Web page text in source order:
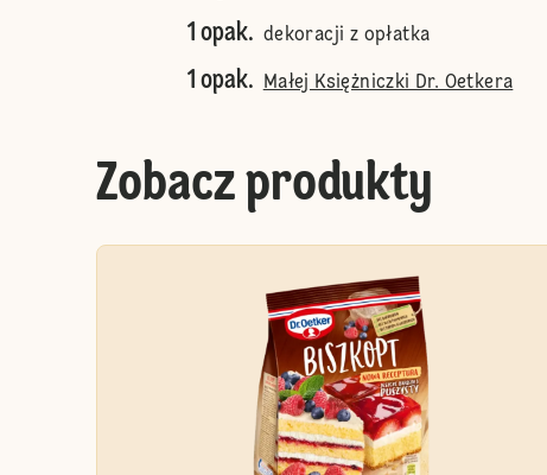
1 opak. dekoracji z opłatka
1 opak. Małej Księżniczki Dr. Oetkera
Zobacz produkty